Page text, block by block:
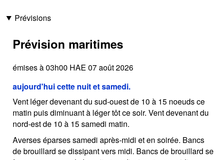
Prévisions
Prévision maritimes
émises à 03h00 HAE 07 août 2026
aujourd'hui cette nuit et samedi.
Vent léger devenant du sud-ouest de 10 à 15 noeuds ce
matin puis diminuant à léger tôt ce soir. Vent devenant du
nord-est de 10 à 15 samedi matin.
Averses éparses samedi après-midi et en soirée. Bancs
de brouillard se dissipant vers midi. Bancs de brouillard se